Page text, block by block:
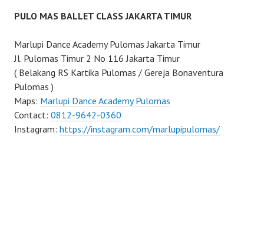
PULO MAS BALLET CLASS JAKARTA TIMUR
Marlupi Dance Academy Pulomas Jakarta Timur
Jl. Pulomas Timur 2 No 116 Jakarta Timur
( Belakang RS Kartika Pulomas / Gereja Bonaventura
Pulomas )
Maps: Marlupi Dance Academy Pulomas
Contact: 0812-9642-0360
Instagram: https://instagram.com/marlupipulomas/